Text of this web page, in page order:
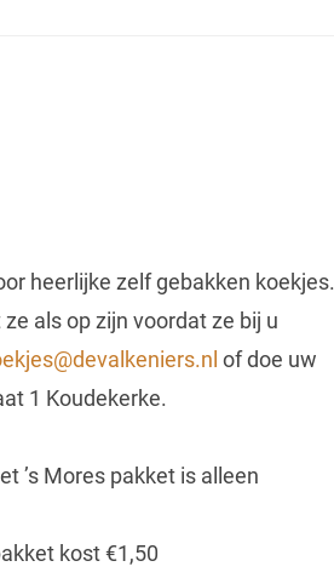
heerlijke zelf gebakken koekjes.
als op zijn voordat ze bij u
of doe uw
1 Koudekerke.
’s Mores pakket is alleen
kost €1,50